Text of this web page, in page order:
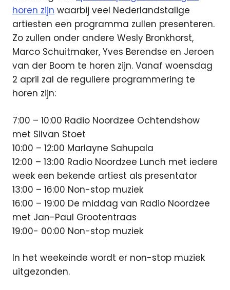
horen zijn waarbij veel Nederlandstalige
artiesten een programma zullen presenteren.
Zo zullen onder andere Wesly Bronkhorst,
Marco Schuitmaker, Yves Berendse en Jeroen
van der Boom te horen zijn. Vanaf woensdag
2 april zal de reguliere programmering te
horen zijn:
7:00 – 10:00 Radio Noordzee Ochtendshow
met Silvan Stoet
10:00 – 12:00 Marlayne Sahupala
12:00 – 13:00 Radio Noordzee Lunch met iedere
week een bekende artiest als presentator
13:00 – 16:00 Non-stop muziek
16:00 – 19:00 De middag van Radio Noordzee
met Jan-Paul Grootentraas
19:00- 00:00 Non-stop muziek
In het weekeinde wordt er non-stop muziek
uitgezonden.